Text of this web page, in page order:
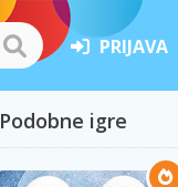
PRIJAVA
Podobne igre